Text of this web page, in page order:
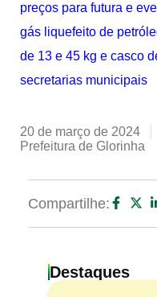
preços para futura e
gás liquefeito de
de 13 e 45 kg e casco
secretarias municipais
20 de março de 2024
Prefeitura de Glorinha
Compartilhe:
Destaques